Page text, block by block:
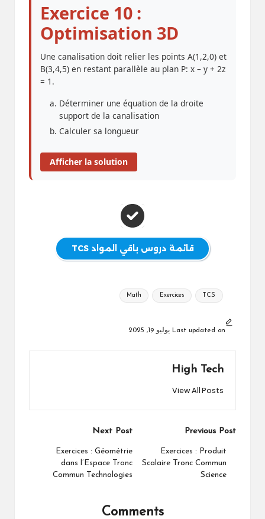
Exercice 10 :
Optimisation 3D
Une canalisation doit relier les points A(1,2,0) et
B(3,4,5) en restant parallèle au plan P: x – y + 2z
= 1.
Déterminer une équation de la droite
support de la canalisation
Calculer sa longueur
Afficher la solution
قائمة دروس باقي المواد TCS
Tags:
Math Exercices TCS
Last updated on يوليو 19, 2025
High Tech
View All Posts
Post
navigation
Previous Post
Exercices : Produit
Scalaire Tronc Commun
Science
Next Post
Exercices : Géométrie
dans l’Espace Tronc
Commun Technologies
Comments